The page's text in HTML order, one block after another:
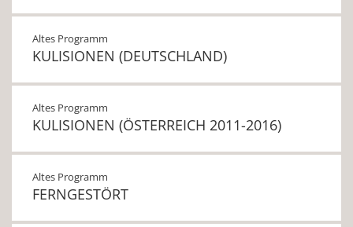
Altes Programm
KULISIONEN (DEUTSCHLAND)
Altes Programm
KULISIONEN (ÖSTERREICH 2011-2016)
Altes Programm
FERNGESTÖRT